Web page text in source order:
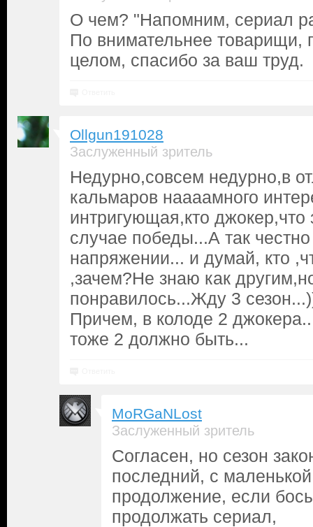
О чем? "Напомним, сериал
По внимательнее товарищи,
целом, спасибо за ваш труд.
Ollgun191028
Заслуженный зритель
Недурно,совсем недурно,в
кальмаров наааамного
интригующая,кто джокер,что
случае победы...А так
напряжении... и думай, кто
,зачем?Не знаю как
понравилось...Жду 3
Причем, в колоде 2
тоже 2 должно быть...
MoRGaNLost
Заслуженный зритель
Согласен, но сезон
последний, с
продолжение, если
продолжать сериал,